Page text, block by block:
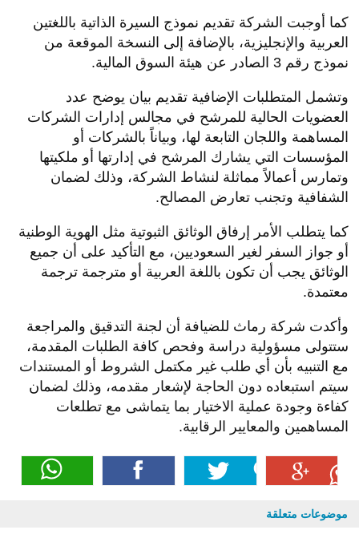
كما أوجبت الشركة تقديم نموذج السيرة الذاتية باللغتين
العربية والإنجليزية، بالإضافة إلى النسخة الموقعة من
نموذج رقم 3 الصادر عن هيئة السوق المالية.
وتشمل المتطلبات الإضافية تقديم بيان يوضح عدد
العضويات الحالية للمرشح في مجالس إدارات الشركات
المساهمة واللجان التابعة لها، وبياناً بالشركات أو
المؤسسات التي يشارك المرشح في إدارتها أو ملكيتها
وتمارس أعمالاً مماثلة لنشاط الشركة، وذلك لضمان
الشفافية وتجنب تعارض المصالح.
كما يتطلب الأمر إرفاق الوثائق الثبوتية مثل الهوية الوطنية
أو جواز السفر لغير السعوديين، مع التأكيد على أن جميع
الوثائق يجب أن تكون باللغة العربية أو مترجمة ترجمة
معتمدة.
وأكدت شركة رماث للضيافة أن لجنة التدقيق والمراجعة
ستتولى مسؤولية دراسة وفحص كافة الطلبات المقدمة،
مع التنبيه بأن أي طلب غير مكتمل الشروط أو المستندات
سيتم استبعاده دون الحاجة لإشعار مقدمه، وذلك لضمان
كفاءة وجودة عملية الاختيار بما يتماشى مع تطلعات
المساهمين والمعايير الرقابية.
موضوعات متعلقة